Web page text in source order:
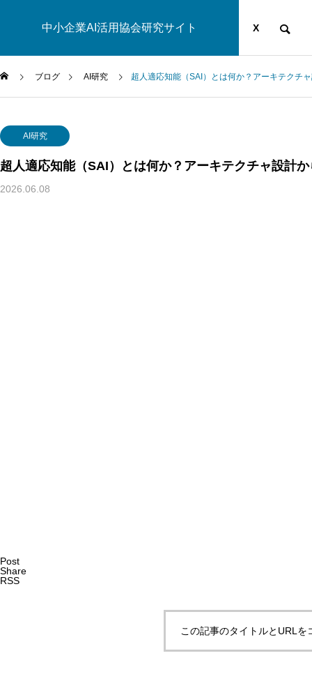
中小企業AI活用協会研究サイト
運営団体 YOUTUBE X
ブログ AI研究 超人適応知能（SAI）とは何か？アーキテクチ
AI研究
超人適応知能（SAI）とは何か？アーキテクチャ設計
2026.06.08
Post
Share
RSS
この記事のタイトルとURLを